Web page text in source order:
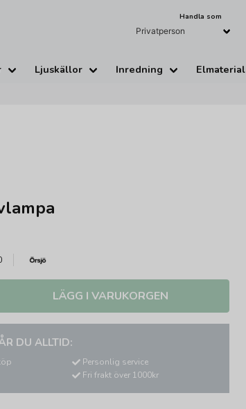
Handla som
Ljuskällor Inredning Elmaterial
LÄGG I VARUKORGEN
DU ALLTID:
Personlig service
Fri frakt över 1000kr